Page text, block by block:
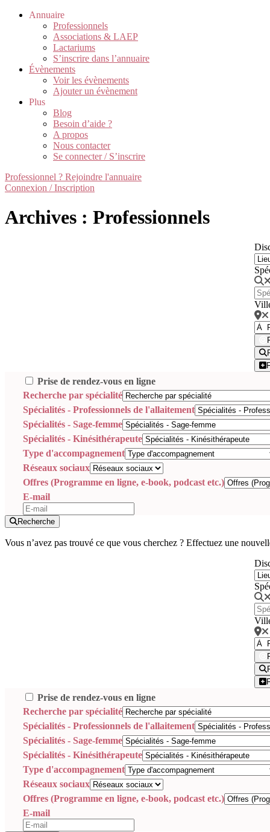
Annuaire
Professionnels
Associations & LAEP
Lactariums
S’inscrire dans l’annuaire
Évènements
Voir les évènements
Ajouter un évènement
Plus
Blog
Besoin d’aide ?
A propos
Nous contacter
Se connecter / S’inscrire
Professionnel ? Rejoindre l'annuaire
Connexion / Inscription
Archives : Professionnels
Prise de rendez-vous en ligne
Recherche par spécialité
Spécialités - Professionnels de l'allaitement
Spécialités - Sage-femme
Spécialités - Kinésithérapeute
Type d'accompagnement
Réseaux sociaux
Offres (Programme en ligne, e-book, podcast etc.)
E-mail
Recherche
Vous n’avez pas trouvé ce que vous cherchez ? Effectuez une
Prise de rendez-vous en ligne
Recherche par spécialité
Spécialités - Professionnels de l'allaitement
Spécialités - Sage-femme
Spécialités - Kinésithérapeute
Type d'accompagnement
Réseaux sociaux
Offres (Programme en ligne, e-book, podcast etc.)
E-mail